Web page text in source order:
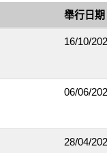
舉行日期
16/10/
06/06/
28/04/